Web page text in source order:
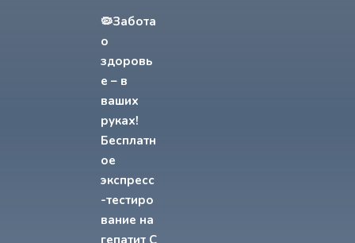
🦠Забота
о
здоровь
е – в
ваших
руках!
Бесплатн
ое
экспресс
-тестиро
вание на
гепатит С